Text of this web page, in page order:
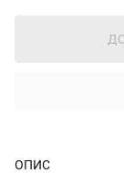
ОПИС